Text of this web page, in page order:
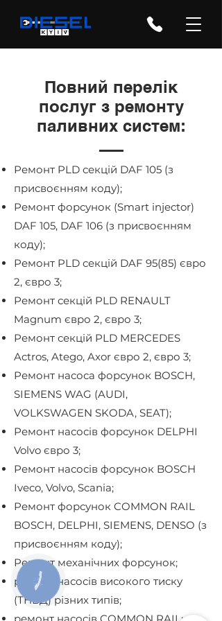
Повний перелік
послуг з ремонту
паливних систем:
Ремонт PLD секцій DAF 105 (з
присвоєнням коду);
Ремонт форсунок (Smart injector)
DAF 105, DAF 106 (з присвоєнням
коду);
Ремонт PLD секцій DAF 95(85) євро
2, євро 3;
Ремонт секцій PLD RENAULT
Magnum євро 2, євро 3;
Ремонт секцій PLD MERCEDES
Actros, Atego, Axor євро 2, євро 3;
Ремонт насоса форсунок BOSCH,
SIEMENS WAG (AUDI,
VOLKSWAGEN SKODA, SEAT);
Ремонт насосів форсунок DELPHI
Volvo євро 3;
Ремонт насосів форсунок BOSCH
Iveco, Volvo, Scania;
Ремонт форсунок COMMON RAIL
BOSCH, DELPHI, SIEMENS, DENSO (з
присвоєнням коду);
Ремонт механічних форсунок;
ремонт насосів високого тиску
(ТНВД) різних типів;
КНОПКА
ЗВ'ЯЗКУ